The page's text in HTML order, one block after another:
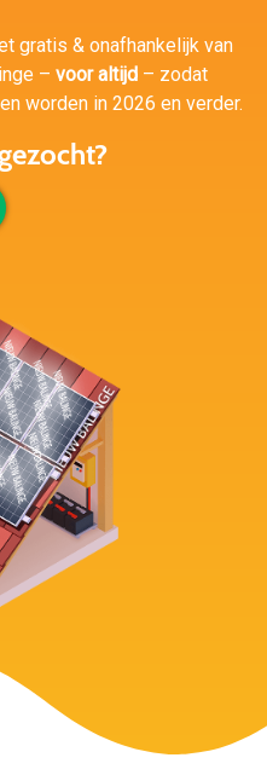
gratis & onafhankelijk van
– voor altijd – zodat
worden in 2026 en verder.